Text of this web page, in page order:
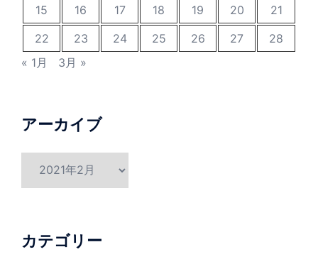
15
16 17 18 19 20
21
22
23 24 25 26 27
28
« 1月
3月 »
アーカイブ
ブ
カテゴリー